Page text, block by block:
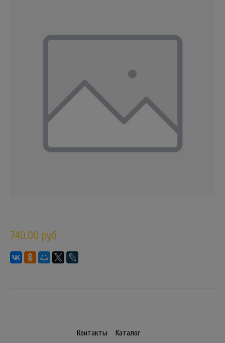
740.00 руб
Контакты Каталог